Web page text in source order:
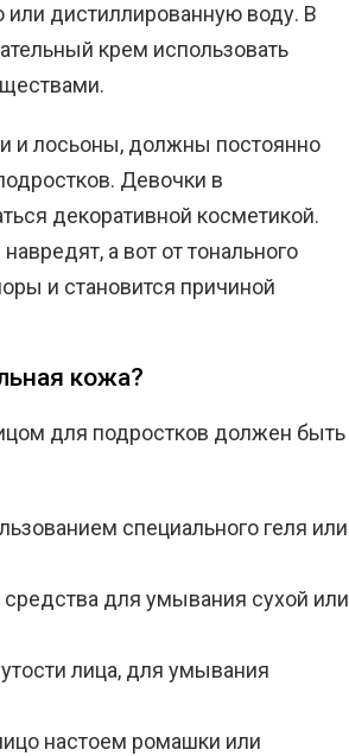
дистиллированную воду. В
крем использовать
и лосьоны, должны постоянно
Девочки в
декоративной косметикой.
а вот от тонального
и становится причиной
кожа?
для подростков должен быть
специального геля или
для умывания сухой или
лица, для умывания
настоем ромашки или